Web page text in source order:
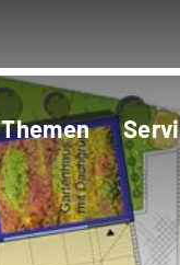
Themen